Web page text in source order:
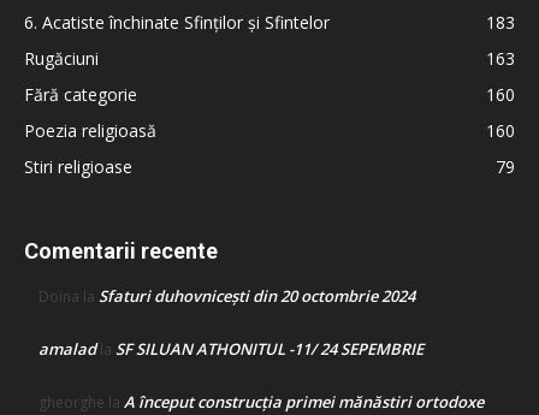
6. Acatiste închinate Sfinților și Sfintelor
183
Rugăciuni
163
Fără categorie
160
Poezia religioasă
160
Stiri religioase
79
Comentarii recente
Doina la Sfaturi duhovnicești din 20 octombrie 2024
amaladla SF SILUAN ATHONITUL -11/ 24 SEPEMBRIE
gheorghe la A început construcţia primei mănăstiri ortodoxe